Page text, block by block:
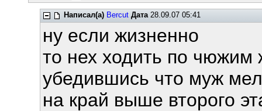
Написал(а) Bercut Дата28.09.07 05:41
ну если жизненно
то нех ходить по
убедившись что муж
на край выше второго